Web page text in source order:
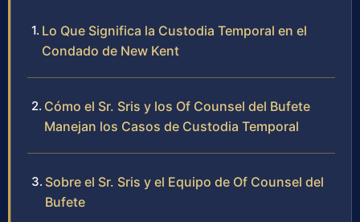
Lo Que Significa la Custodia Temporal en el
Condado de New Kent
Cómo el Sr. Sris y los Of Counsel del Bufete
Manejan los Casos de Custodia Temporal
Sobre el Sr. Sris y el Equipo de Of Counsel del
Bufete